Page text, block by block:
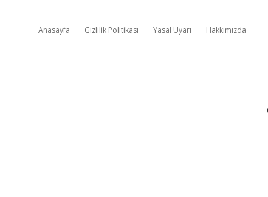
Anasayfa Gizlilik Politikası Yasal Uyarı Hakkımızda